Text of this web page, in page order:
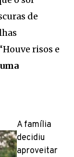
de
risos e
uma
A família
decidiu
aproveitar